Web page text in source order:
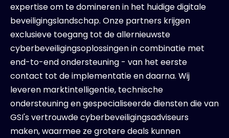
expertise om te domineren in het huidige digitale
beveiligingslandschap. Onze partners krijgen
exclusieve toegang tot de allernieuwste
cyberbeveiligingsoplossingen in combinatie met
end-to-end ondersteuning - van het eerste
contact tot de implementatie en daarna. Wij
leveren marktintelligentie, technische
ondersteuning en gespecialiseerde diensten die van
GSI's vertrouwde cyberbeveiligingsadviseurs
maken, waarmee ze grotere deals kunnen